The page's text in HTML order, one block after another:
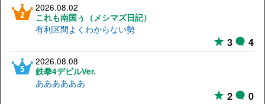
2026.08.02
これも南国ぅ（メシマズ日記）
有利区間よくわからない勢
3 4
2026.08.08
鉄拳4デビルVer.
ああああああ
2 0